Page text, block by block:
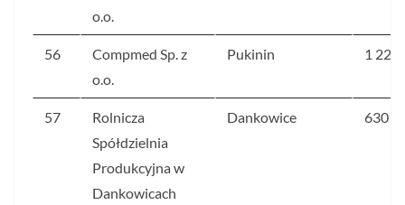
o.o.
56
Compmed Sp. z
o.o.
Pukinin 1 226
57
Rolnicza
Spółdzielnia
Produkcyjna w
Dankowicach
Dankowice 630